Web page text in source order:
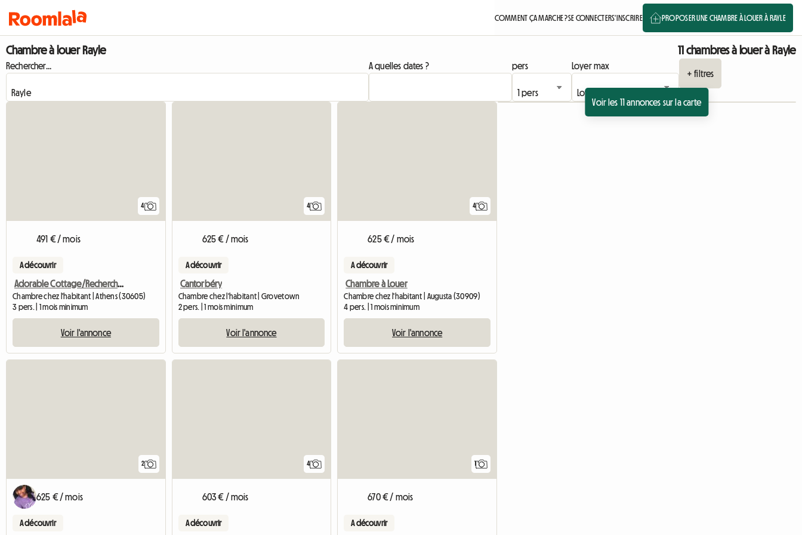
COMMENT ÇA MARCHE ?SE CONNECTERS'INSCRIRE PROPOSER UNE CHAMBRE À LOUER À RAYLE
Chambre à louer Rayle 11 chambres à louer à Rayle
Rechercher... A quelles dates ? pers
Loyer max
+ filtres
Voir les 11 annonces sur la carte
4
491 € / mois
A découvrir
Adorable Cottage/Recherche Colocataire
Chambre chez l'habitant | Athens (30605)
3 pers. | 1 mois minimum
Voir l'annonce
4
625 € / mois
A découvrir
Cantorbéry
Chambre chez l'habitant | Grovetown
2 pers. | 1 mois minimum
Voir l'annonce
4
625 € / mois
A découvrir
Chambre à Louer
Chambre chez l'habitant | Augusta (30909)
4 pers. | 1 mois minimum
Voir l'annonce
2
625 € / mois
A découvrir
4
603 € / mois
A découvrir
670 € / mois
A découvrir